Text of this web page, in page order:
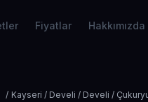
Fiyatlar Hakkımızda
/ Kayseri / Develi / Develi /